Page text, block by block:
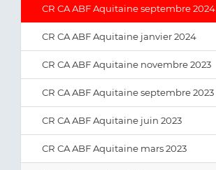
CR CA ABF Aquitaine septembre 2024
CR CA ABF Aquitaine janvier 2024
CR CA ABF Aquitaine novembre 2023
CR CA ABF Aquitaine septembre 2023
CR CA ABF Aquitaine juin 2023
CR CA ABF Aquitaine mars 2023